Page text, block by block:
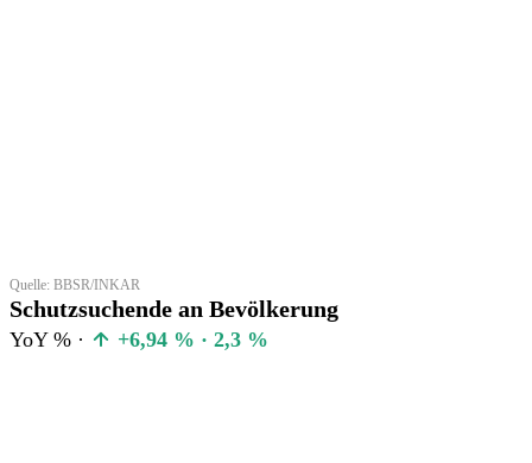
Quelle: BBSR/INKAR
Schutzsuchende an Bevölkerung
YoY % · +6,94 % · 2,3 %